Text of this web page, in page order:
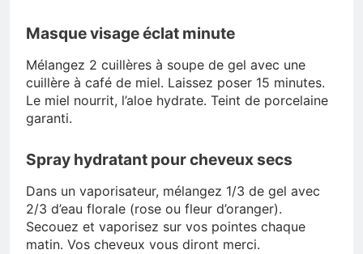
Masque visage éclat minute
Mélangez 2 cuillères à soupe de gel avec une
cuillère à café de miel. Laissez poser 15 minutes.
Le miel nourrit, l’aloe hydrate. Teint de porcelaine
garanti.
Spray hydratant pour cheveux secs
Dans un vaporisateur, mélangez 1/3 de gel avec
2/3 d’eau florale (rose ou fleur d’oranger).
Secouez et vaporisez sur vos pointes chaque
matin. Vos cheveux vous diront merci.